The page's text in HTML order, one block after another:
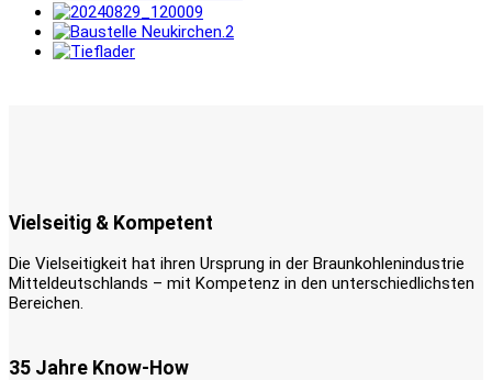
Vielseitig & Kompetent
Die Vielseitigkeit hat ihren Ursprung in der Braunkohlenindustrie
Mitteldeutschlands – mit Kompetenz in den unterschiedlichsten
Bereichen.
35 Jahre Know-How